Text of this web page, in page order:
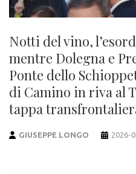
Notti del vino,
mentre Dolegna e
Ponte dello
di Camino in riva al
tappa
GIUSEPPE LONGO 2026-